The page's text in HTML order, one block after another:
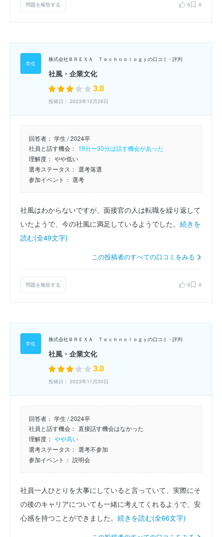
問題を報告する 0 0
株式会社ＢＲＥＸＡ Ｔｅｃｈｎｏｌｏｇｙの口コミ・評判
社風・企業文化
3.0
投稿日： 2023年12月26日
回答者： 学生 / 2024卒
社員と話す機会： 10分〜30分は話す機会があった
理解度： やや低い
選考ステータス： 選考落選
参加イベント： 選考
社風はわからないですが、面接官の人は転職を繰り返して
いたようで、今の社風に満足しているようでした。 続きを
読む(全49文字)
この投稿者のすべての口コミをみる
問題を報告する 0 0
株式会社ＢＲＥＸＡ Ｔｅｃｈｎｏｌｏｇｙの口コミ・評判
社風・企業文化
3.0
投稿日： 2023年11月30日
回答者： 学生 / 2024卒
社員と話す機会： 直接話す機会はなかった
理解度： やや高い
選考ステータス： 選考不参加
参加イベント： 説明会
社員一人ひとりを大事にしていると言っていて、実際にそ
の後のキャリアについても一緒に考えてくれるようで、安
心感を持つことができました。 続きを読む(全66文字)